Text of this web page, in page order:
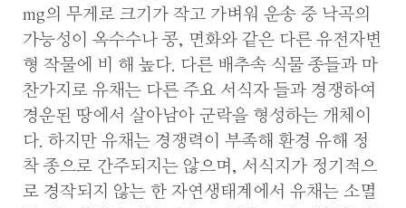
mg의 무게로 크기가 작고 가벼워 운송 중 낙곡의
가능성이 옥수수나 콩, 면화와 같은 다른 유전자변
형 작물에 비 해 높다. 다른 배추속 식물 종들과 마
찬가지로 유채는 다른 주요 서식자 들과 경쟁하여
경운된 땅에서 살아남아 군락을 형성하는 개체이
다. 하지만 유채는 경쟁력이 부족해 환경 유해 정
착 종으로 간주되지는 않으며, 서식지가 정기적으
로 경작되지 않는 한 자연생태계에서 유채는 소멸